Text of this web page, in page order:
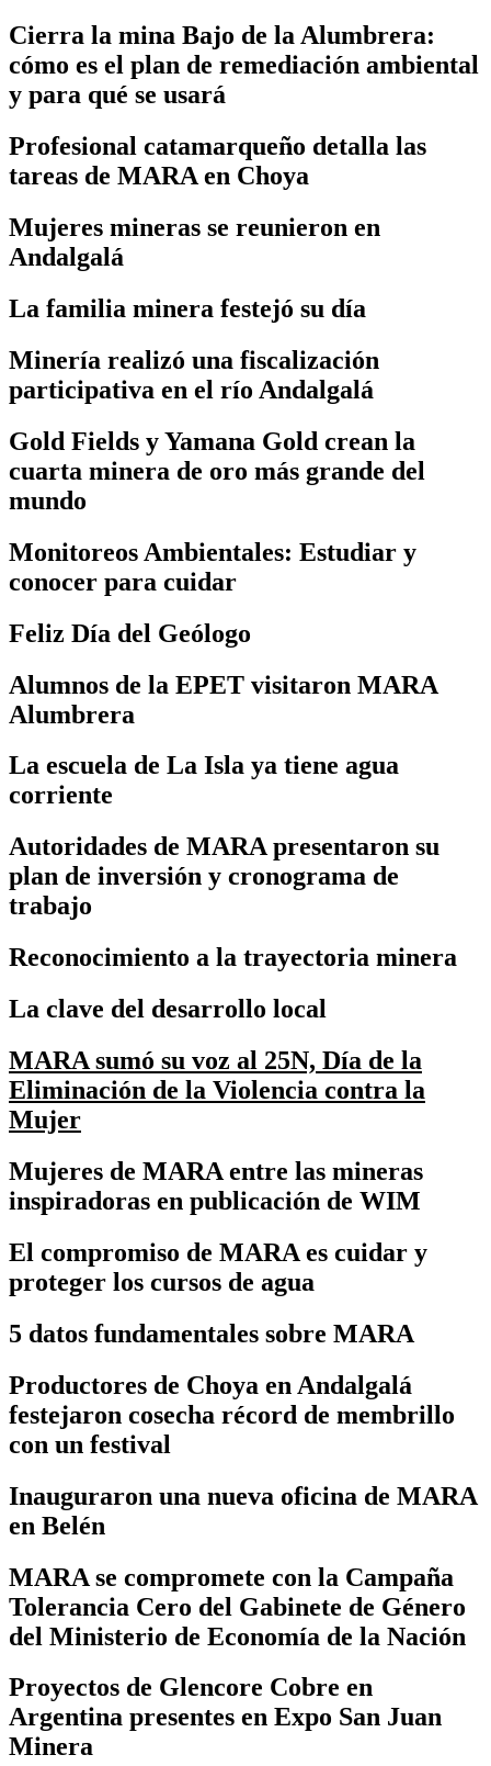
Cierra la mina Bajo de la Alumbrera:
cómo es el plan de remediación ambiental
y para qué se usará
Profesional catamarqueño detalla las
tareas de MARA en Choya
Mujeres mineras se reunieron en
Andalgalá
La familia minera festejó su día
Minería realizó una fiscalización
participativa en el río Andalgalá
Gold Fields y Yamana Gold crean la
cuarta minera de oro más grande del
mundo
Monitoreos Ambientales: Estudiar y
conocer para cuidar
Feliz Día del Geólogo
Alumnos de la EPET visitaron MARA
Alumbrera
La escuela de La Isla ya tiene agua
corriente
Autoridades de MARA presentaron su
plan de inversión y cronograma de
trabajo
Reconocimiento a la trayectoria minera
La clave del desarrollo local
MARA sumó su voz al 25N, Día de la
Eliminación de la Violencia contra la
Mujer
Mujeres de MARA entre las mineras
inspiradoras en publicación de WIM
El compromiso de MARA es cuidar y
proteger los cursos de agua
5 datos fundamentales sobre MARA
Productores de Choya en Andalgalá
festejaron cosecha récord de membrillo
con un festival
Inauguraron una nueva oficina de MARA
en Belén
MARA se compromete con la Campaña
Tolerancia Cero del Gabinete de Género
del Ministerio de Economía de la Nación
Proyectos de Glencore Cobre en
Argentina presentes en Expo San Juan
Minera